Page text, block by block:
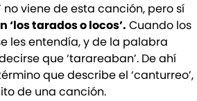
no viene de esta canción, pero sí
tarados o locos’. Cuando los
les entendía, y de la palabra
que ‘tarareaban’. De ahí
que describe el ‘canturreo’,
de una canción.